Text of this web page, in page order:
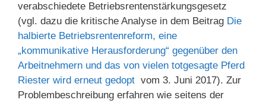
verabschiedete Betriebsrentenstärkungsgesetz
(vgl. dazu die kritische Analyse in dem Beitrag Die
halbierte Betriebsrentenreform, eine
„kommunikative Herausforderung“ gegenüber den
Arbeitnehmern und das von vielen totgesagte Pferd
Riester wird erneut gedopt vom 3. Juni 2017). Zur
Problembeschreibung erfahren wie seitens der